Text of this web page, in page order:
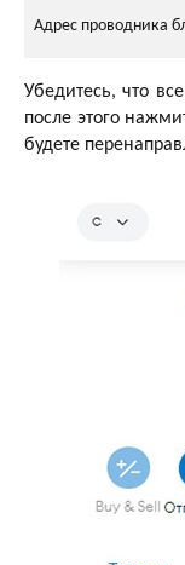
Адрес проводника
Убедитесь, что
после этого
будете